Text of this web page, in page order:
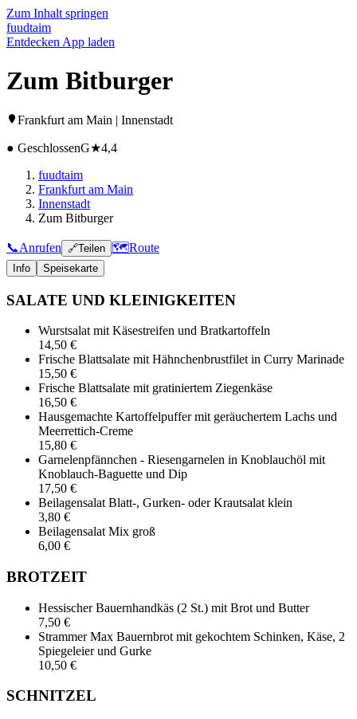
Zum Inhalt springen
fuudtaim
Entdecken App laden
Zum Bitburger
Frankfurt am Main | Innenstadt
● GeschlossenG★4,4
fuudtaim
Frankfurt am Main
Innenstadt
Zum Bitburger
📞Anrufen 🔗Teilen 🗺️Route
Info Speisekarte
SALATE UND KLEINIGKEITEN
Wurstsalat mit Käsestreifen und Bratkartoffeln
14,50 €
Frische Blattsalate mit Hähnchenbrustfilet in Curry Marinade
15,50 €
Frische Blattsalate mit gratiniertem Ziegenkäse
16,50 €
Hausgemachte Kartoffelpuffer mit geräuchertem Lachs und
Meerrettich-Creme
15,80 €
Garnelenpfännchen - Riesengarnelen in Knoblauchöl mit
Knoblauch-Baguette und Dip
17,50 €
Beilagensalat Blatt-, Gurken- oder Krautsalat klein
3,80 €
Beilagensalat Mix groß
6,00 €
BROTZEIT
Hessischer Bauernhandkäs (2 St.) mit Brot und Butter
7,50 €
Strammer Max Bauernbrot mit gekochtem Schinken, Käse, 2
Spiegeleier und Gurke
10,50 €
SCHNITZEL